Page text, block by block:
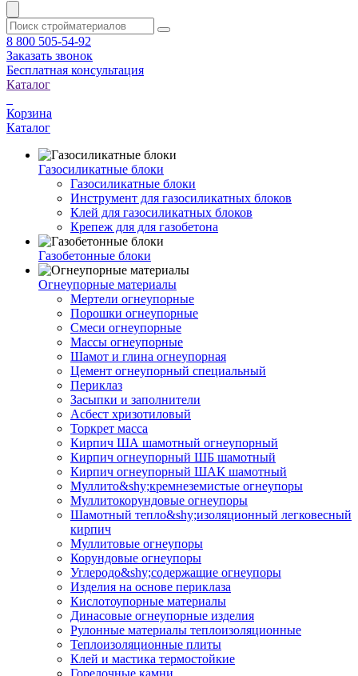
8 800 505-54-92
Заказать звонок
Бесплатная консультация
Каталог
Корзина
Каталог
Газосиликатные блоки
Газосиликатные блоки
Инструмент для газосиликатных блоков
Клей для газосиликатных блоков
Крепеж для для газобетона
Газобетонные блоки
Огнеупорные материалы
Мертели огнеупорные
Порошки огнеупорные
Смеси огнеупорные
Массы огнеупорные
Шамот и глина огнеупорная
Цемент огнеупорный специальный
Периклаз
Засыпки и заполнители
Асбест хризотиловый
Торкрет масса
Кирпич ША шамотный огнеупорный
Кирпич огнеупорный ШБ шамотный
Кирпич огнеупорный ШАК шамотный
Муллито&shy;­кремнеземистые огнеупоры
Муллито­корундовые огнеупоры
Шамотный тепло&shy;изоляционный легковесный
кирпич
Муллитовые огнеупоры
Корундовые огнеупоры
Углеродо&shy;содержащие огнеупоры
Изделия на основе периклаза
Кислотоупорные материалы
Динасовые огнеупорные изделия
Рулонные материалы теплоизоляционные
Тепло­изоляционные плиты
Клей и мастика термостойкие
Горелочные камни